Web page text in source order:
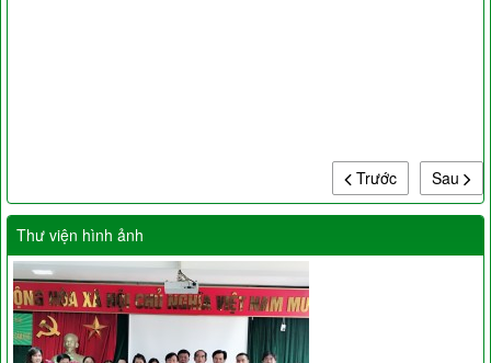
Sau
Trước
Thư viện hình ảnh